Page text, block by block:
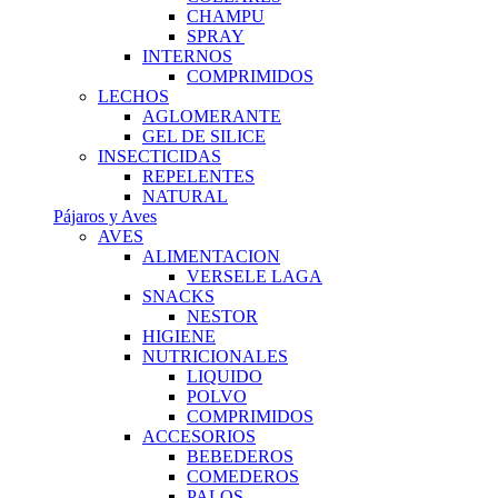
CHAMPU
SPRAY
INTERNOS
COMPRIMIDOS
LECHOS
AGLOMERANTE
GEL DE SILICE
INSECTICIDAS
REPELENTES
NATURAL
Pájaros y Aves
AVES
ALIMENTACION
VERSELE LAGA
SNACKS
NESTOR
HIGIENE
NUTRICIONALES
LIQUIDO
POLVO
COMPRIMIDOS
ACCESORIOS
BEBEDEROS
COMEDEROS